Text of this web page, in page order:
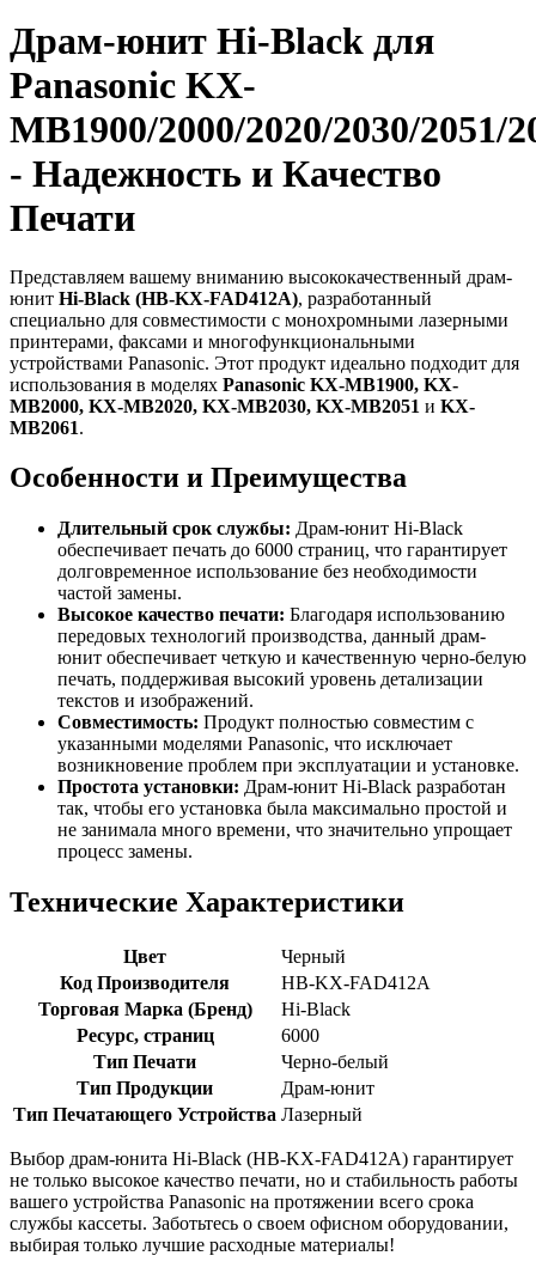
Драм-юнит Hi-Black для
Panasonic KX-
MB1900/2000/2020/2030/2051/
- Надежность и Качество
Печати
Представляем вашему вниманию высококачественный драм-
юнит Hi-Black (HB-KX-FAD412A), разработанный
специально для совместимости с монохромными лазерными
принтерами, факсами и многофункциональными
устройствами Panasonic. Этот продукт идеально подходит для
использования в моделях Panasonic KX-MB1900, KX-
MB2000, KX-MB2020, KX-MB2030, KX-MB2051 и KX-
MB2061.
Особенности и Преимущества
Длительный срок службы: Драм-юнит Hi-Black
обеспечивает печать до 6000 страниц, что гарантирует
долговременное использование без необходимости
частой замены.
Высокое качество печати: Благодаря использованию
передовых технологий производства, данный драм-
юнит обеспечивает четкую и качественную черно-белую
печать, поддерживая высокий уровень детализации
текстов и изображений.
Совместимость: Продукт полностью совместим с
указанными моделями Panasonic, что исключает
возникновение проблем при эксплуатации и установке.
Простота установки: Драм-юнит Hi-Black разработан
так, чтобы его установка была максимально простой и
не занимала много времени, что значительно упрощает
процесс замены.
Технические Характеристики
Цвет
Черный
Код Производителя
HB-KX-FAD412A
Торговая Марка (Бренд)
Hi-Black
Ресурс, страниц
6000
Тип Печати
Черно-белый
Тип Продукции
Драм-юнит
Тип Печатающего Устройства Лазерный
Выбор драм-юнита Hi-Black (HB-KX-FAD412A) гарантирует
не только высокое качество печати, но и стабильность работы
вашего устройства Panasonic на протяжении всего срока
службы кассеты. Заботьтесь о своем офисном оборудовании,
выбирая только лучшие расходные материалы!